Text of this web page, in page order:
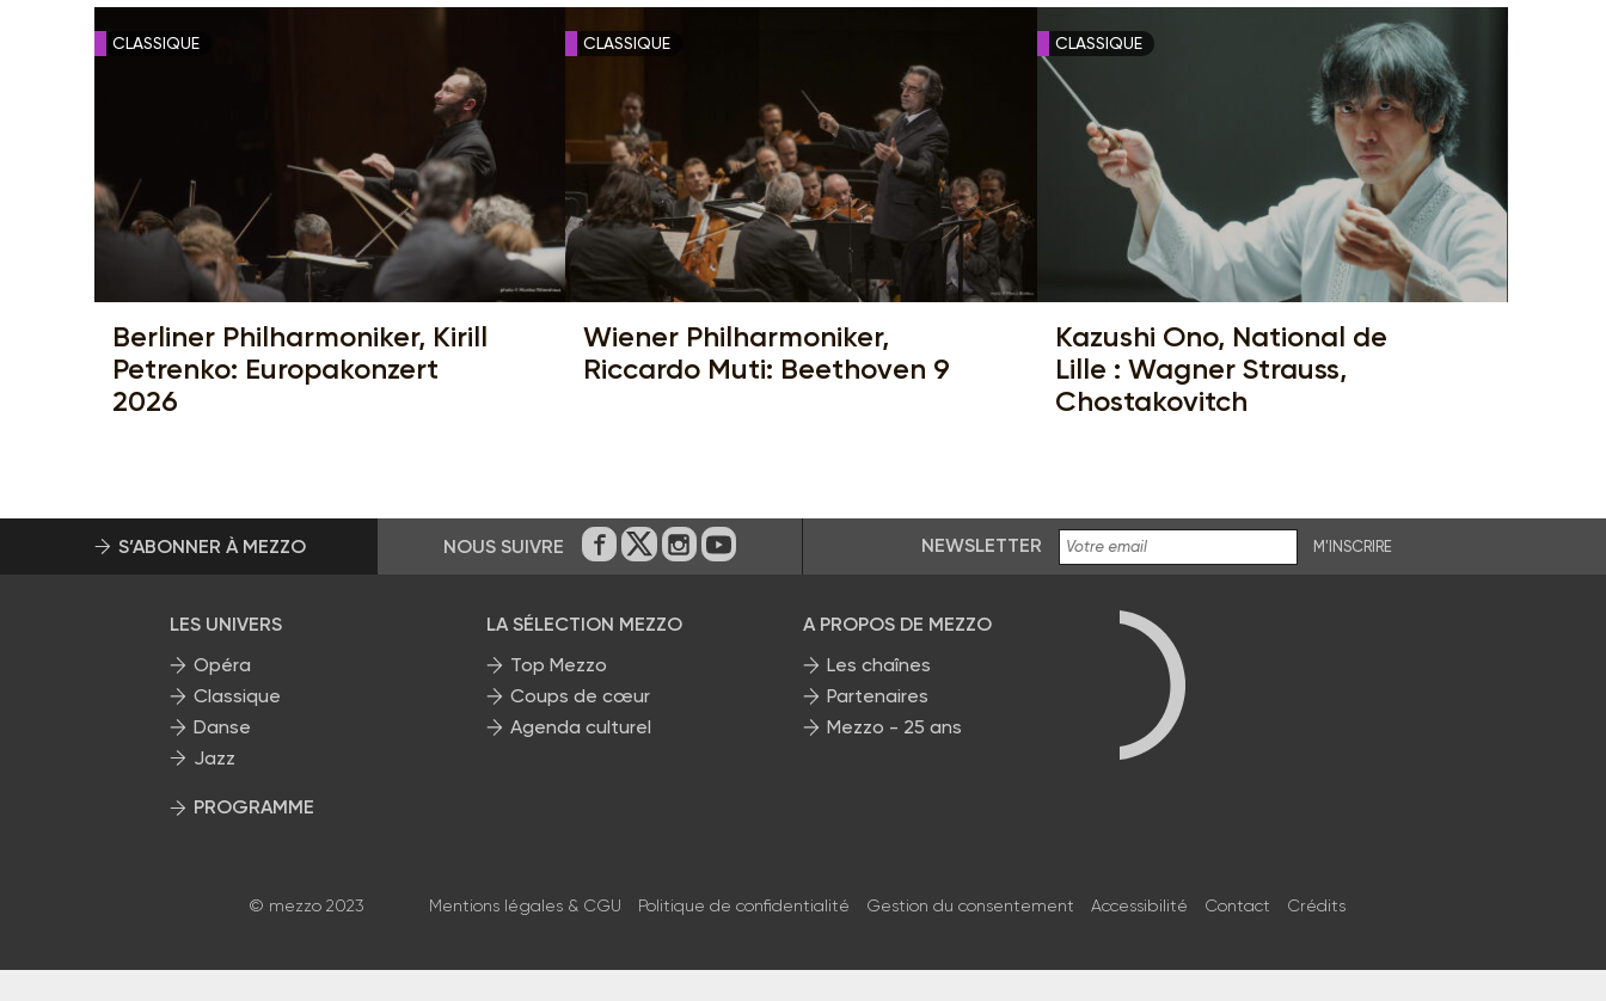
CLASSIQUE
Berliner Philharmoniker, Kirill
Petrenko: Europakonzert
2026
CLASSIQUE
Wiener Philharmoniker,
Riccardo Muti: Beethoven 9
CLASSIQUE
Kazushi Ono, National de
Lille : Wagner Strauss,
Chostakovitch
S’ABONNER À MEZZO NOUS SUIVRE Sur Facebook
Sur Twitter
Sur Instagram
Sur Youtube NEWSLETTER M'INSCRIRE
LES UNIVERS
Opéra
Classique
Danse
Jazz
PROGRAMME
LA SÉLECTION MEZZO
Top Mezzo
Coups de cœur
Agenda culturel
A PROPOS DE MEZZO
Les chaînes
Partenaires
Mezzo - 25 ans
© mezzo 2023 Mentions légales & CGU Politique de confidentialité Gestion du consentement Accessibilité Contact Crédits